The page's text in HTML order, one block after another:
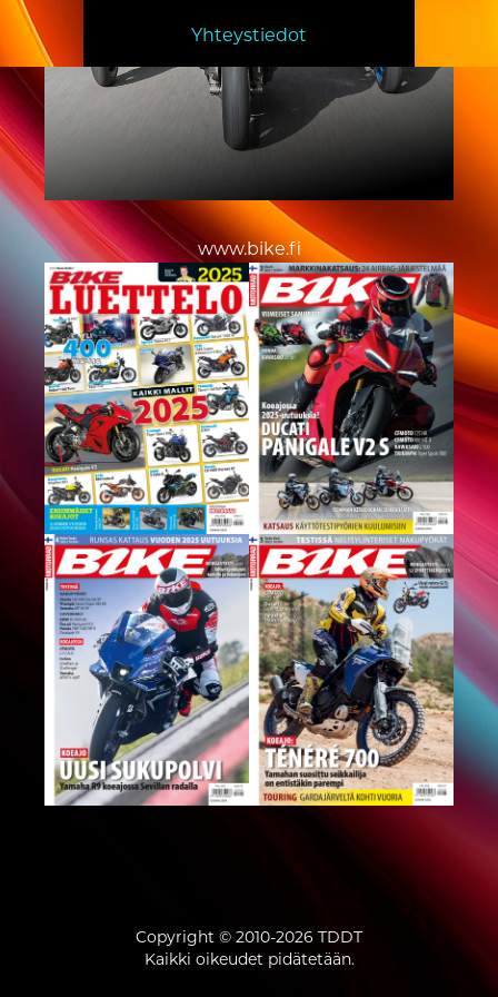
Yhteystiedot
www.bike.fi
Copyright © 2010-2026 TDDT
Kaikki oikeudet pidätetään.